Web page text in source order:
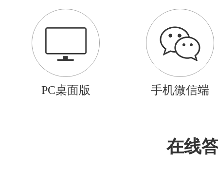
PC桌面版 手机微信端
在线